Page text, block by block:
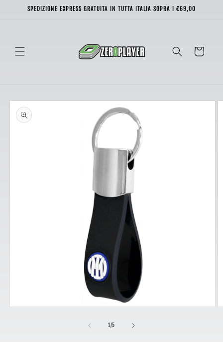
direttamente
SPEDIZIONE EXPRESS GRATUITA IN TUTTA ITALIA SOPRA I €69,00
Carrello
Passa alle
informazioni
sul prodotto
1 /su
5